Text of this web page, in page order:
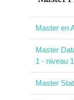
Master en
Master
1 - niveau 1
Master